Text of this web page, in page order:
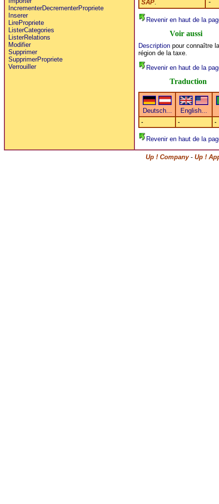
IncrementerDecrementerPropriete
Inserer
LirePropriete
ListerCategories
ListerRelations
Modifier
Supprimer
SupprimerPropriete
Verrouiller
SAP
-
Revenir en haut de la
Voir aussi
Descriptionpour connaître
région de la taxe.
Revenir en haut de la
Traduction
- - -
Revenir en haut de la
Up ! Company- Up !